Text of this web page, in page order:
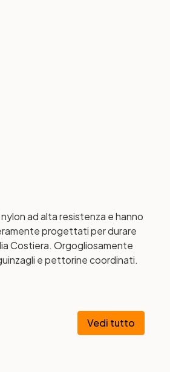
ad alta resistenza e hanno
progettati per durare
Costiera. Orgogliosamente
e pettorine coordinati.
Vedi tutto